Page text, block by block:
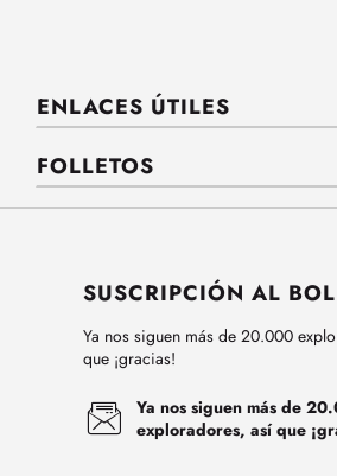
ENLACES ÚTILES
FOLLETOS
SUSCRIPCIÓN AL
Ya nos siguen más de 20.000
que ¡gracias!
Ya nos siguen más de
exploradores, así que